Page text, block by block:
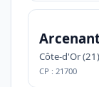
Côte-d'Or
CP : 21700